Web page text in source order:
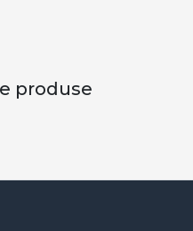
produse